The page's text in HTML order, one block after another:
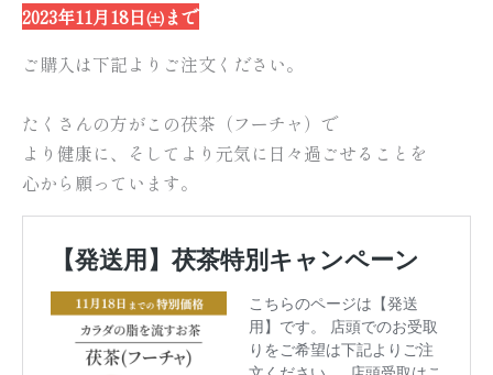
2023年11月18日㈯まで
ご購入は下記よりご注文ください。
たくさんの方がこの茯茶（フーチャ）で
より健康に、そしてより元気に日々過ごせることを
心から願っています。